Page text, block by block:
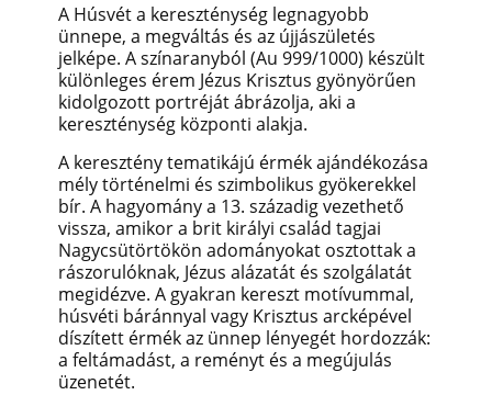
A Húsvét a kereszténység legnagyobb
ünnepe, a megváltás és az újjászületés
jelképe. A színaranyból (Au 999/1000) készült
különleges érem Jézus Krisztus gyönyörűen
kidolgozott portréját ábrázolja, aki a
kereszténység központi alakja.
A keresztény tematikájú érmék ajándékozása
mély történelmi és szimbolikus gyökerekkel
bír. A hagyomány a 13. századig vezethető
vissza, amikor a brit királyi család tagjai
Nagycsütörtökön adományokat osztottak a
rászorulóknak, Jézus alázatát és szolgálatát
megidézve. A gyakran kereszt motívummal,
húsvéti báránnyal vagy Krisztus arcképével
díszített érmék az ünnep lényegét hordozzák:
a feltámadást, a reményt és a megújulás
üzenetét.